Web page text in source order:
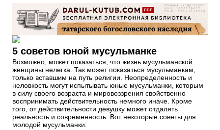
5 советов юной мусульманке
Возможно, может показаться, что жизнь мусульманской
женщины нелегка. Так может показаться мусульманкам,
только вставшим на путь религии. Неопределенность и
неловкость могут испытывать юные мусульманки, которым
в силу своего возраста и мировоззрения свойственно
воспринимать действительность немного иначе. Кроме
того, от действительности девушку может отдалять
реальность и современность. Вот некоторые советы для
молодой мусульманки: